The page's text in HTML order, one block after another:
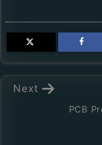
PCB
Next